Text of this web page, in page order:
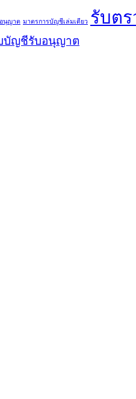
นุญาต มาตรการบัญชีเล่มเดียว รับต
บัญชีรับอนุญาต